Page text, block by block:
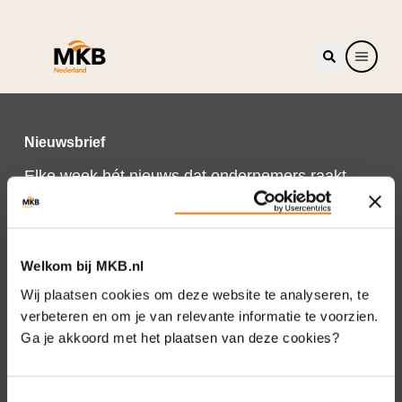
Welkom bij MKB.nl
Wij plaatsen cookies om deze website te analyseren, te
verbeteren en om je van relevante informatie te voorzien.
Ga je akkoord met het plaatsen van deze cookies?
Nieuwsbrief
Elke week hét nieuws dat ondernemers raakt.
Schrijf je nu in voor de MKB-Nederland
nieuwsbrief.
Schrijf je in
Direct naar
Over ons